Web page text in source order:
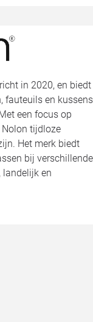
in 2020, en biedt
fauteuils en kussens
een focus op
Nolon tijdloze
Het merk biedt
bij verschillende
en